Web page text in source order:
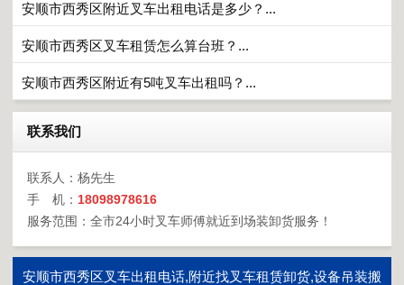
安顺市西秀区附近叉车出租电话是多少？...
安顺市西秀区叉车租赁怎么算台班？...
安顺市西秀区附近有5吨叉车出租吗？...
联系我们
联系人：杨先生
手 机： 18098978616
服务范围：全市24小时叉车师傅就近到场装卸货服务！
安顺市西秀区叉车出租电话,附近找叉车租赁卸货,设备吊装搬